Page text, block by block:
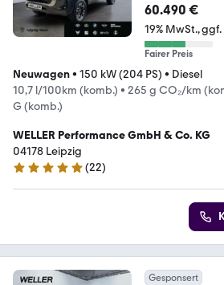
60.490 €
19% MwSt. ggf.
Fairer Preis
Neuwagen• 150 kW (204 PS) • Diesel
10,7 l/100km (komb.) • 265 g CO₂/km
G (komb.)
WELLER Performance GmbH & Co. KG
04178 Leipzig
5 Sterne
(22)
Gesponsert